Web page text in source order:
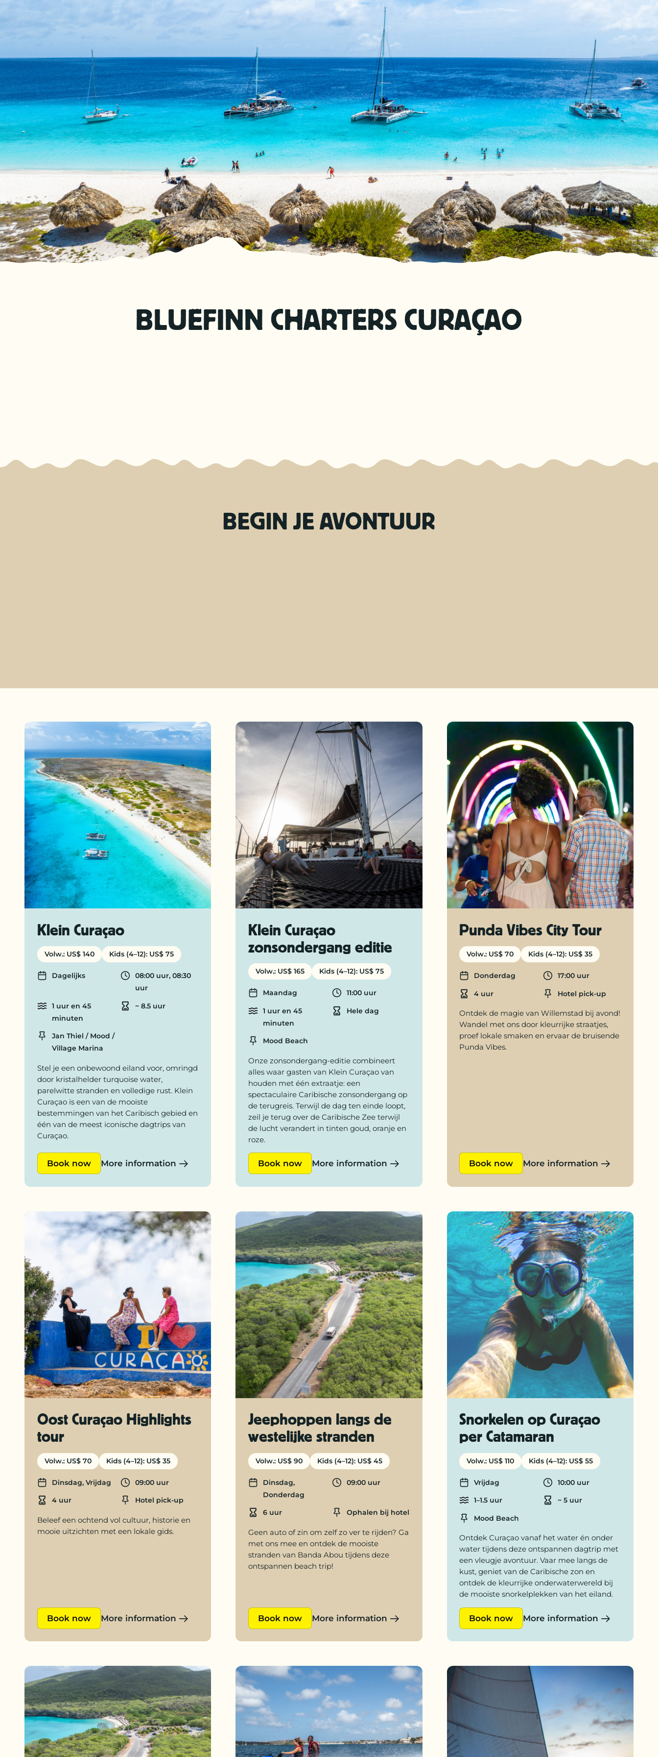
TRIPS
CHARTERS
OVER ONS
TIPS
CONTACT
BLUEFINN CHARTERS CURAÇAO
BEGIN JE AVONTUUR
Klein Curaçao
Volw.: US$ 140 Kids (4–12): US$ 75
Days
Dagelijks Departure time
08:00 uur, 08:30
uur
Cruise time
1 uur en 45
minuten
Duration
~ 8.5 uur
Location
Jan Thiel / Mood /
Village Marina
Stel je een onbewoond eiland voor, omringd
door kristalhelder turquoise water,
parelwitte stranden en volledige rust. Klein
Curaçao is een van de mooiste
bestemmingen van het Caribisch gebied en
één van de meest iconische dagtrips van
Curaçao.
Book now More information
Klein Curaçao
zonsondergang editie
Volw.: US$ 165 Kids (4–12): US$ 75
Days
Maandag Departure time
11:00 uur
Cruise time
1 uur en 45
minuten
Duration
Hele dag
Location
Mood Beach
Onze zonsondergang-editie combineert
alles waar gasten van Klein Curaçao van
houden met één extraatje: een
spectaculaire Caribische zonsondergang op
de terugreis. Terwijl de dag ten einde loopt,
zeil je terug over de Caribische Zee terwijl
de lucht verandert in tinten goud, oranje en
roze.
Book now More information
Punda Vibes City Tour
Volw.: US$ 70 Kids (4–12): US$ 35
Days
Donderdag Departure time
17:00 uur
Duration
4 uur Location
Hotel pick-up
Ontdek de magie van Willemstad bij avond!
Wandel met ons door kleurrijke straatjes,
proef lokale smaken en ervaar de bruisende
Punda Vibes.
Book now More information
Oost Curaçao Highlights
tour
Volw.: US$ 70 Kids (4–12): US$ 35
Days
Dinsdag, Vrijdag Departure time
09:00 uur
Duration
4 uur Location
Hotel pick-up
Beleef een ochtend vol cultuur, historie en
mooie uitzichten met een lokale gids.
Book now More information
Jeephoppen langs de
westelijke stranden
Volw.: US$ 90 Kids (4–12): US$ 45
Days
Dinsdag,
Donderdag
Departure time
09:00 uur
Duration
6 uur Location
Ophalen bij hotel
Geen auto of zin om zelf zo ver te rijden? Ga
met ons mee en ontdek de mooiste
stranden van Banda Abou tijdens deze
ontspannen beach trip!
Book now More information
Snorkelen op Curaçao
per Catamaran
Volw.: US$ 110 Kids (4–12): US$ 55
Days
Vrijdag Departure time
10:00 uur
Cruise time
1–1.5 uur Duration
~ 5 uur
Location
Mood Beach
Ontdek Curaçao vanaf het water én onder
water tijdens deze ontspannen dagtrip met
een vleugje avontuur. Vaar mee langs de
kust, geniet van de Caribische zon en
ontdek de kleurrijke onderwaterwereld bij
de mooiste snorkelplekken van het eiland.
Book now More information